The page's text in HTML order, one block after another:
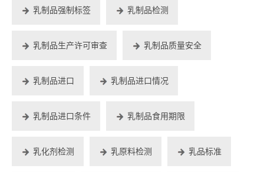
乳制品强制标签 乳制品检测
乳制品生产许可审查 乳制品质量安全
乳制品进口 乳制品进口情况
乳制品进口条件 乳制品食用期限
乳化剂检测 乳原料检测 乳品标准